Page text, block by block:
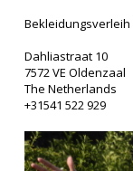
Dahliastraat 10
7572 VE Oldenzaal
The Netherlands
​+31541 522 929